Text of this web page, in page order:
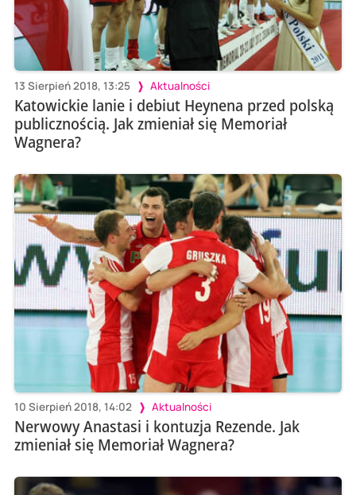
13 Sierpień 2018, 13:25 Aktualności
Katowickie lanie i debiut Heynena przed polską
publicznością. Jak zmieniał się Memoriał
Wagnera?
10 Sierpień 2018, 14:02 Aktualności
Nerwowy Anastasi i kontuzja Rezende. Jak
zmieniał się Memoriał Wagnera?